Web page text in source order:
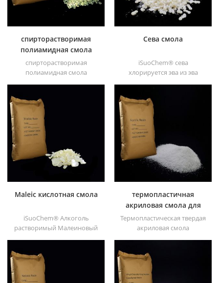
спирторастворимая
полиамидная смола
спирторастворимая
полиамидная смола
спирторастворимую
полиамидную смолу
различных типов,
например, DT610, DT610A,
DT610H и dt6245
Сева смола
iSuoChem® сева
хлорируется эва из эва
органическом
растворителе, таком как
толуол, сложный эфир и т. д.
Maleic кислотная смола
iSuoChem® Алкоголь
растворимый Малеиновый
смешанном растворителе
толуола и спирта или
алкоголями растворитель.
термопластичная
акриловая смола для
чернил
Термопластическая твердая
акриловая смола
растворителей для печати,
лака, пластиковой краски,
краски для контейнеров и